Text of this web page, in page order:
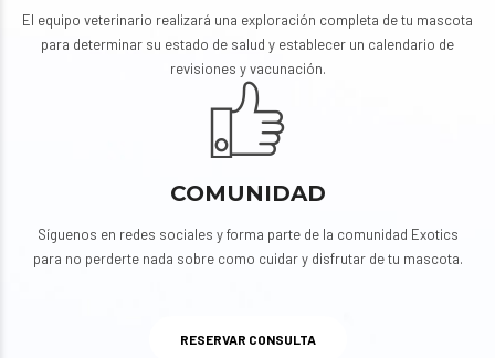
El equipo veterinario realizará una exploración completa de tu mascota
para determinar su estado de salud y establecer un calendario de
revisiones y vacunación.
COMUNIDAD
Síguenos en redes sociales y forma parte de la comunidad Exotics
para no perderte nada sobre como cuidar y disfrutar de tu mascota.
RESERVAR CONSULTA